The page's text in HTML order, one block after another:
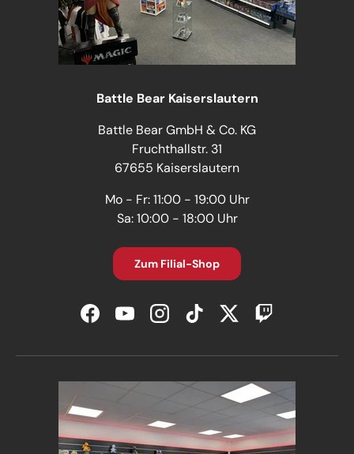
Battle Bear Kaiserslautern
Battle Bear GmbH & Co. KG
Fruchthallstr. 31
67655 Kaiserslautern
Mo - Fr: 11:00 - 19:00 Uhr
Sa: 10:00 - 18:00 Uhr
Zum Filial-Shop
FacebookYouTubeInstagramTikTokTwitterTwitch